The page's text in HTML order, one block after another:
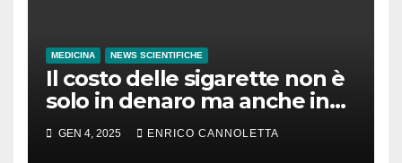
MEDICINA NEWS SCIENTIFICHE
Il costo delle sigarette non è
solo in denaro ma anche in
tempo di vita
GEN 4, 2025 ENRICO CANNOLETTA